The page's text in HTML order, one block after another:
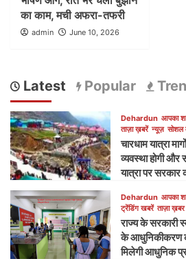
का काम, मची अफरा-तफरी
admin June 10, 2026
Latest Popular
Dehardun आपका
ताज़ा ख़बरें न्यूज़ सोशल
चारधाम यात्रा
व्यवस्था होगी और
यात्रा पर
Dehardun आपका
ट्रेंडिंग खबरें ताज़ा ख़बर
राज्य के सरकारी
के आधुनिकीकरण की
मिलेगी आधुनिक